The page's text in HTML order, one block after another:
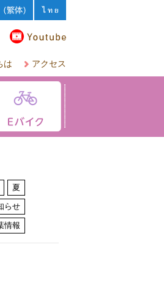
は アクセス
夏
らせ
情報